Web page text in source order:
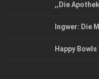
,,Die
Ingwer: Die
Happy